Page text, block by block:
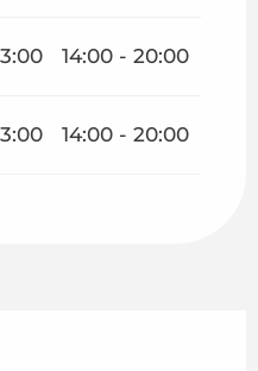
14:00 - 20:00
14:00 - 20:00